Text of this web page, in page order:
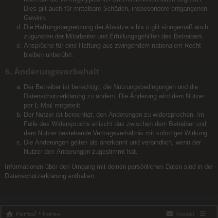
Dies gilt auch für mittelbare Schäden, insbesondere entgangenen
Gewinn.
Die Haftungsbegrenzung der Absätze a bis c gilt sinngemäß auch
zugunsten der Mitarbeiter und Erfüllungsgehilfen des Betreibers.
Ansprüche für eine Haftung aus zwingendem nationalem Recht
bleiben unberührt.
6. Änderungsvorbehalt
Der Betreiber ist berechtigt, die Nutzungsbedingungen und die
Datenschutzerklärung zu ändern. Die Änderung wird dem Nutzer
per E-Mail mitgeteilt.
Der Nutzer ist berechtigt, den Änderungen zu widersprechen. Im
Falle des Widerspruchs erlischt das zwischen dem Betreiber und
dem Nutzer bestehende Vertragsverhältnis mit sofortiger Wirkung.
Die Änderungen gelten als anerkannt und verbindlich, wenn der
Nutzer den Änderungen zugestimmt hat.
Informationen über den Umgang mit deinen persönlichen Daten sind in der
Datenschutzerklärung enthalten.
Portal Foren Kontakt